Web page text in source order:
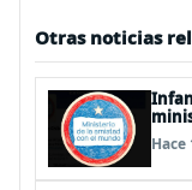
Otras noticias
Hace